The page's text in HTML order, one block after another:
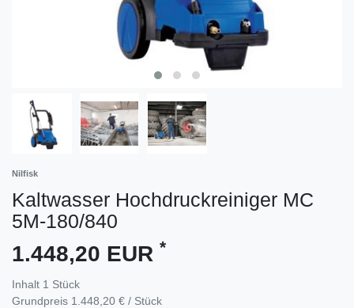
Nilfisk
Kaltwasser Hochdruckreiniger MC
5M-180/840
1.448,20 EUR *
Inhalt 1 Stück
Grundpreis 1.448,20 € / Stück